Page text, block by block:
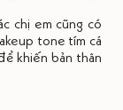
chị em cũng có
tone tím cá
khiến bản thân